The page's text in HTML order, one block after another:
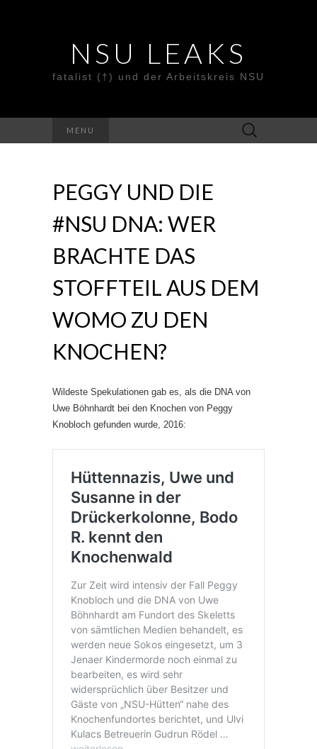
NSU LEAKS
fatalist (†) und der Arbeitskreis NSU
MENU
Suche
nach:
PEGGY UND DIE
#NSU DNA: WER
BRACHTE DAS
STOFFTEIL AUS DEM
WOMO ZU DEN
KNOCHEN?
Wildeste Spekulationen gab es, als die DNA von
Uwe Böhnhardt bei den Knochen von Peggy
Knobloch gefunden wurde, 2016: